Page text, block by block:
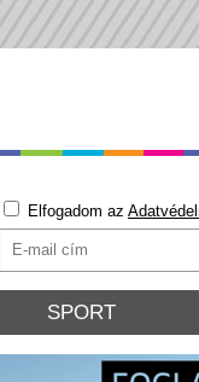
Elfogadom az
SPORT